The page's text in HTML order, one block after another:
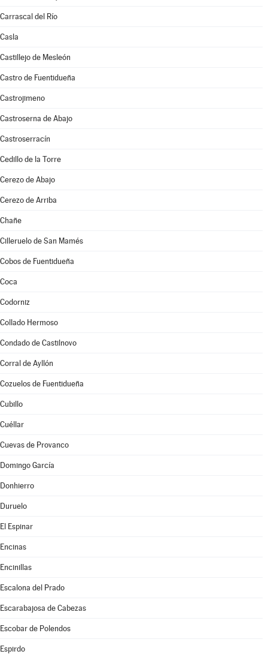
Carrascal del Río
Casla
Castillejo de Mesleón
Castro de Fuentidueña
Castrojimeno
Castroserna de Abajo
Castroserracín
Cedillo de la Torre
Cerezo de Abajo
Cerezo de Arriba
Chañe
Cilleruelo de San Mamés
Cobos de Fuentidueña
Coca
Codorniz
Collado Hermoso
Condado de Castilnovo
Corral de Ayllón
Cozuelos de Fuentidueña
Cubillo
Cuéllar
Cuevas de Provanco
Domingo García
Donhierro
Duruelo
El Espinar
Encinas
Encinillas
Escalona del Prado
Escarabajosa de Cabezas
Escobar de Polendos
Espirdo